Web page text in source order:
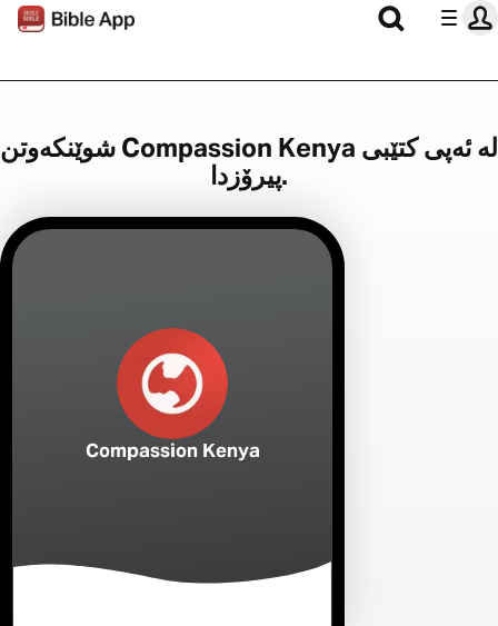
شوێنکەوتن Compassion Kenya لە ئەپی کتێبی
پیرۆزدا.
Compassion Kenya